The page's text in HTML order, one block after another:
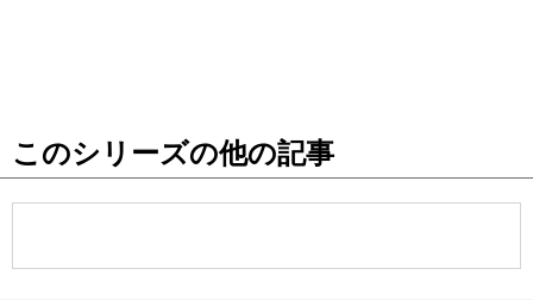
このシリーズの他の記事